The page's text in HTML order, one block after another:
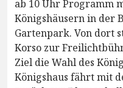
ab 10 Uhr Programm
Königshäusern in der
Gartenpark. Von dort
Korso zur
Ziel die Wahl des
Königshaus fährt mit